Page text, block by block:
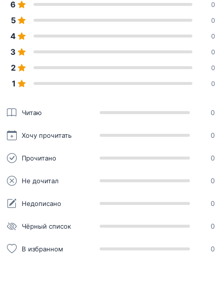
6 0
5 0
4 0
3 0
2 0
1 0
Читаю 0
Хочу прочитать 0
Прочитано 0
Не дочитал 0
Недописано 0
Чёрный список 0
В избранном 0